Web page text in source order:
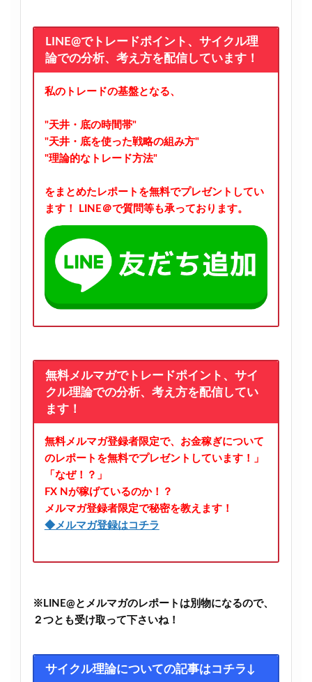
LINE@でトレードポイント、サイクル理
論での分析、考え方を配信しています！
私のトレードの基盤となる、
"天井・底の時間帯"
"天井・底を使った戦略の組み方"
"理論的なトレード方法"
をまとめたレポートを無料でプレゼントしてい
ます！
LINE＠で質問等も承っております。
無料メルマガでトレードポイント、サイ
クル理論での分析、考え方を配信してい
ます！
無料メルマガ登録者限定で、お金稼ぎについて
のレポートを無料でプレゼントしています！」
「なぜ！？」
FX Nが稼げているのか！？
メルマガ登録者限定で秘密を教えます！
◆メルマガ登録はコチラ
※LINE@とメルマガのレポートは別物になるので、
２つとも受け取って下さいね！
サイクル理論についての記事はコチラ↓